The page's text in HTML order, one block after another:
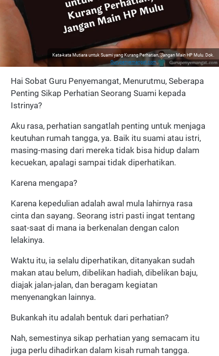
Kata-kata Mutiara untuk Suami yang Kurang Perhatian, Jangan Main HP Mulu. Dok.
Gurupenyemangat.com
Hai Sobat Guru Penyemangat, Menurutmu, Seberapa
Penting Sikap Perhatian Seorang Suami kepada
Istrinya?
Aku rasa, perhatian sangatlah penting untuk menjaga
keutuhan rumah tangga, ya. Baik itu suami atau istri,
masing-masing dari mereka tidak bisa hidup dalam
kecuekan, apalagi sampai tidak diperhatikan.
Karena mengapa?
Karena kepedulian adalah awal mula lahirnya rasa
cinta dan sayang. Seorang istri pasti ingat tentang
saat-saat di mana ia berkenalan dengan calon
lelakinya.
Waktu itu, ia selalu diperhatikan, ditanyakan sudah
makan atau belum, dibelikan hadiah, dibelikan baju,
diajak jalan-jalan, dan beragam kegiatan
menyenangkan lainnya.
Bukankah itu adalah bentuk dari perhatian?
Nah, semestinya sikap perhatian yang semacam itu
juga perlu dihadirkan dalam kisah rumah tangga.